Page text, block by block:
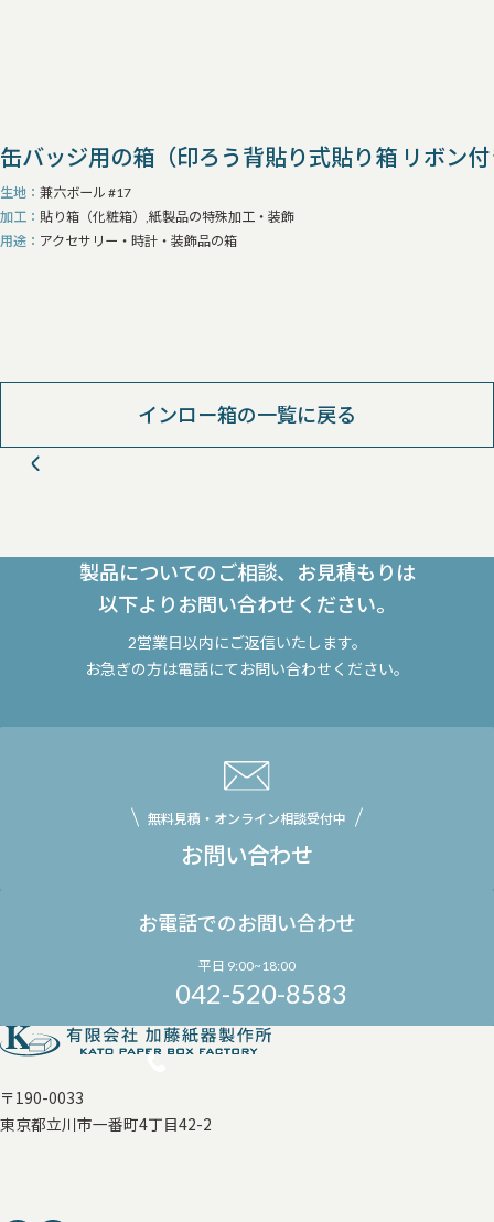
缶バッジ用の箱（印ろう背貼り式貼り箱 リボン
生地
兼六ボール #17
加工
貼り箱（化粧箱）,紙製品の特殊加工・装飾
用途
アクセサリー・時計・装飾品の箱
インロー箱の一覧に戻る
製品についてのご相談、お見積もりは
以下よりお問い合わせください。
2営業日以内にご返信いたします。
お急ぎの方は電話にてお問い合わせください。
無料見積・オンライン相談受付中
お問い合わせ
お電話でのお問い合わせ
平日 9:00~18:00
042-520-8583
〒190-0033
東京都立川市一番町4丁目42-2